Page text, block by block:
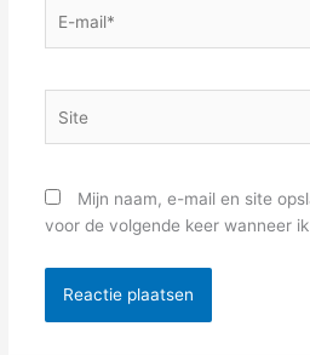
mail*
Mijn naam, e-mail en site
voor de volgende keer wanneer